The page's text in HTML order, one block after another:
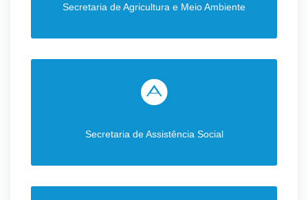
Secretaria de Agricultura e Meio Ambiente
Secretaria de Assistência Social